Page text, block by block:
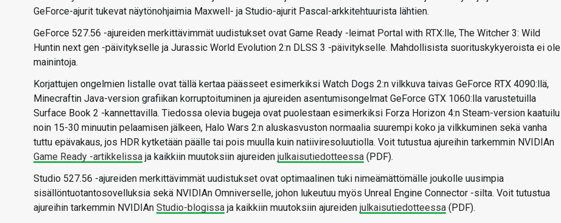
GeForce-ajurit tukevat näytönohjaimia Maxwell- ja Studio-ajurit Pascal-arkkitehtuurista lähtien.
GeForce 527.56 -ajureiden merkittävimmät uudistukset ovat Game Ready -leimat Portal with RTX:lle, The Witcher 3: Wild
Huntin next gen -päivitykselle ja Jurassic World Evolution 2:n DLSS 3 -päivitykselle. Mahdollisista suorituskykyeroista ei ole
mainintoja.
Korjattujen ongelmien listalle ovat tällä kertaa päässeet esimerkiksi Watch Dogs 2:n vilkkuva taivas GeForce RTX 4090:llä,
Minecraftin Java-version grafiikan korruptoituminen ja ajureiden asentumisongelmat GeForce GTX 1060:lla varustetuilla
Surface Book 2 -kannettavilla. Tiedossa olevia bugeja ovat puolestaan esimerkiksi Forza Horizon 4:n Steam-version kaatuilu
noin 15-30 minuutin pelaamisen jälkeen, Halo Wars 2:n aluskasvuston normaalia suurempi koko ja vilkkuminen sekä vanha
tuttu epävakaus, jos HDR kytketään päälle tai pois muulla kuin natiiviresoluutiolla. Voit tutustua ajureihin tarkemmin NVIDIAn
Game Ready -artikkelissa ja kaikkiin muutoksiin ajureiden julkaisutiedotteessa (PDF).
Studio 527.56 -ajureiden merkittävimmät uudistukset ovat optimaalinen tuki nimeämättömälle joukolle uusimpia
sisällöntuotantosovelluksia sekä NVIDIAn Omniverselle, johon lukeutuu myös Unreal Engine Connector -silta. Voit tutustua
ajureihin tarkemmin NVIDIAn Studio-blogissa ja kaikkiin muutoksiin ajureiden julkaisutiedotteessa (PDF).